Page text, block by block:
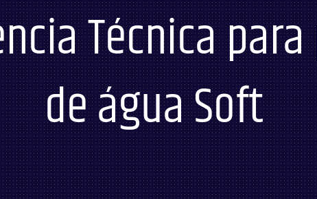
Técnica
de água Soft